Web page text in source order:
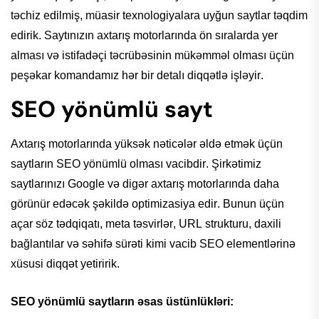
təchiz edilmiş, müasir texnologiyalara uyğun saytlar təqdim
edirik. Saytınızın axtarış motorlarında ön sıralarda yer
alması və istifadəçi təcrübəsinin mükəmməl olması üçün
peşəkar komandamız hər bir detalı diqqətlə işləyir.
SEO yönümlü sayt
Axtarış motorlarında yüksək nəticələr əldə etmək üçün
saytların SEO yönümlü olması vacibdir. Şirkətimiz
saytlarınızı Google və digər axtarış motorlarında daha
görünür edəcək şəkildə optimizasiya edir. Bunun üçün
açar söz tədqiqatı, meta təsvirlər, URL strukturu, daxili
bağlantılar və səhifə sürəti kimi vacib SEO elementlərinə
xüsusi diqqət yetiririk.
SEO yönümlü saytların əsas üstünlükləri: